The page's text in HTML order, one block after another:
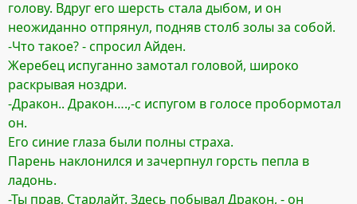
голову. Вдруг его шерсть стала дыбом, и он
неожиданно отпрянул, подняв столб золы за собой.
-Что такое? - спросил Айден.
Жеребец испуганно замотал головой, широко
раскрывая ноздри.
-Дракон.. Дракон….,-с испугом в голосе пробормотал
он.
Его синие глаза были полны страха.
Парень наклонился и зачерпнул горсть пепла в
ладонь.
-Ты прав, Старлайт. Здесь побывал Дракон, - он